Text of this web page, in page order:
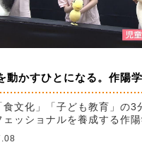
動かすひとになる。作陽
食文化」「子ども教育」の3
ッショナルを養成する作陽